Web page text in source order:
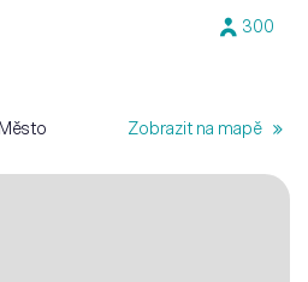
300
Zobrazit na mapě